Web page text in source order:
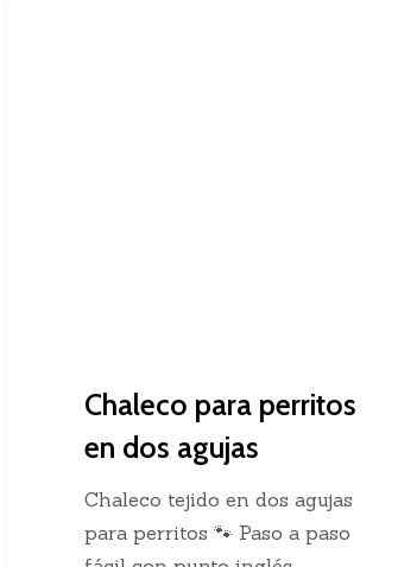
Chaleco para perritos
en dos agujas
Chaleco tejido en dos agujas
para perritos 🐾 Paso a paso